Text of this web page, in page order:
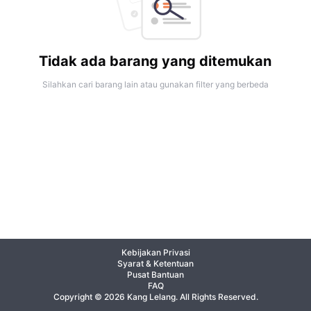
Tidak ada barang yang ditemukan
Silahkan cari barang lain atau gunakan filter yang berbeda
Kebijakan Privasi
Syarat & Ketentuan
Pusat Bantuan
FAQ
Copyright © 2026 Kang Lelang. All Rights Reserved.